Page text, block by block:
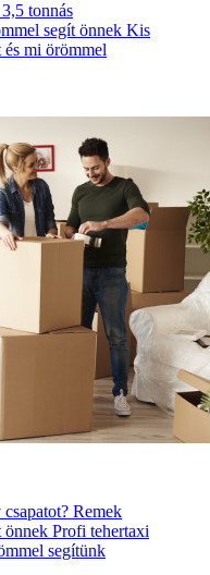
tonnás
segít önnek Kis
mi örömmel
Remek
Profi tehertaxi
segítünk